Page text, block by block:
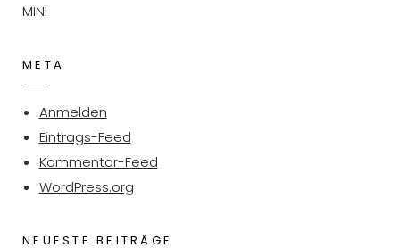
MINI
META
Anmelden
Eintrags-Feed
Kommentar-Feed
WordPress.org
NEUESTE BEITRÄGE